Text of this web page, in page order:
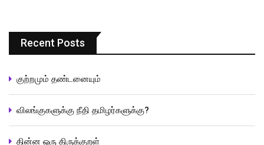
Recent Posts
குற்றமும் தண்டனையும்
விலங்குகளுக்கு நீதி தமிழர்களுக்கு?
தின்ன ஒரு திருக்குறள்